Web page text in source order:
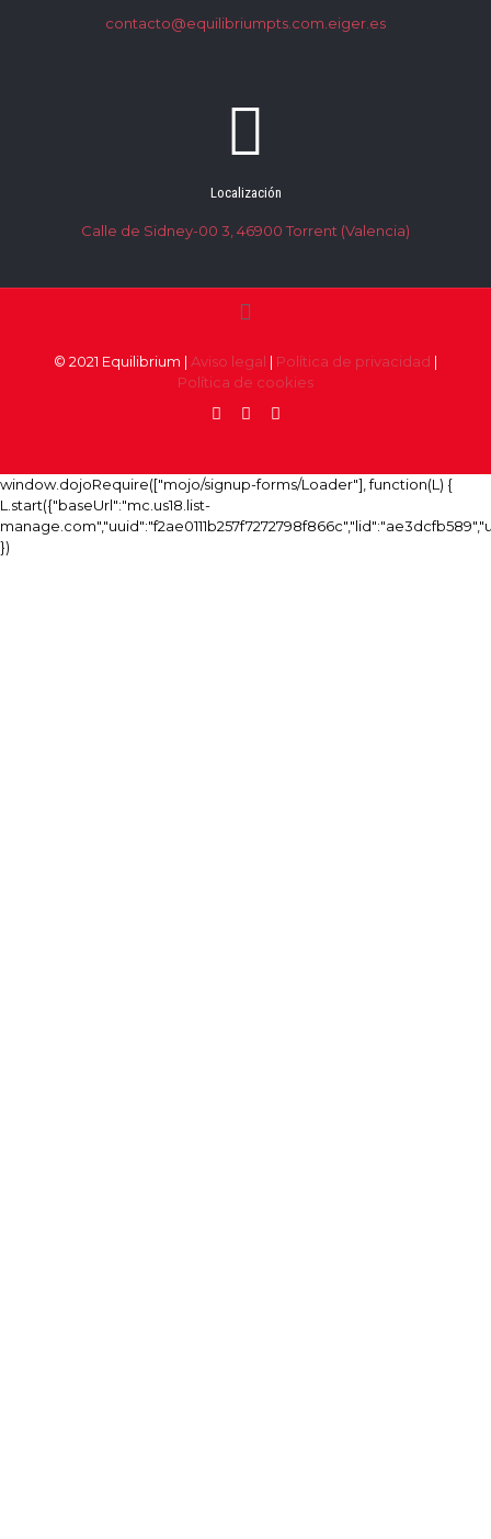
contacto@equilibriumpts.com.eiger.es
Localización
Calle de Sidney-00 3, 46900 Torrent (Valencia)
© 2021 Equilibrium | Aviso legal | Política de privacidad |
Política de cookies
window.dojoRequire(["mojo/signup-forms/Loader"], function(L) {
L.start({"baseUrl":"mc.us18.list-
})